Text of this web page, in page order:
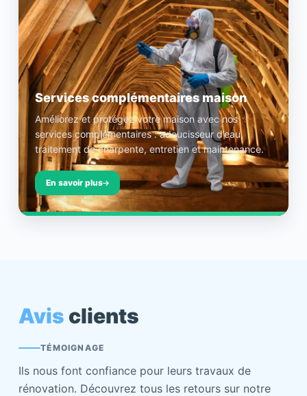
Services complémentaires maison
Améliorez et protégez votre maison avec nos
services complémentaires : adoucisseur d’eau,
traitement de charpente, entretien et maintenance.
En savoir plus
Avis clients
TÉMOIGNAGE
Ils nous font confiance pour leurs travaux de
rénovation. Découvrez tous les retours sur notre